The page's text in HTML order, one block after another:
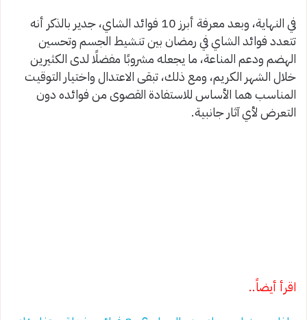
في النهاية، وبعد معرفة أبرز 10 فوائد الشاي، جدير بالذكر أنه
تتعدد فوائد الشاي في رمضان بين تنشيط الجسم وتحسين
الهضم ودعم المناعة، ما يجعله مشروبًا مفضلًا لدى الكثيرين
خلال الشهر الكريم، ومع ذلك، تبقى الاعتدال واختيار التوقيت
المناسب هما الأساس للاستفادة القصوى من فوائده دون
التعرض لأي آثار جانبية.
اقرأ أيضاً..